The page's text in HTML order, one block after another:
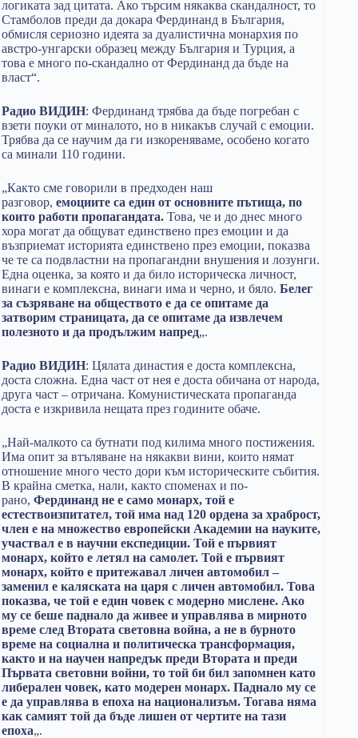
логиката зад цитата. Ако търсим някаква скандалност, то
Стамболов преди да докара Фердинанд в България,
обмисля сериозно идеята за дуалистична монархия по
австро-унгарски образец между България и Турция, а
това е много по-скандално от Фердинанд да бъде на
власт“.
Радио ВИДИН: Фердинанд трябва да бъде погребан с
взети поуки от миналото, но в никакъв случай с емоции.
Трябва да се научим да ги изкореняваме, особено когато
са минали 110 години.
„Както сме говорили в предходен наш
разговор, емоциите са един от основните пътища, по
които работи пропагандата. Това, че и до днес много
хора могат да общуват единствено през емоции и да
възприемат историята единствено през емоции, показва
че те са подвластни на пропагандни внушения и лозунги.
Една оценка, за която и да било историческа личност,
винаги е комплексна, винаги има и черно, и бяло. Белег
за съзряване на обществото е да се опитаме да
затворим страницата, да се опитаме да извлечем
полезното и да продължим напред„.
Радио ВИДИН: Цялата династия е доста комплексна,
доста сложна. Една част от нея е доста обичана от народа,
друга част – отричана. Комунистическата пропаганда
доста е изкривила нещата през годините обаче.
„Най-малкото са бутнати под килима много постижения.
Има опит за втъляване на някакви вини, които нямат
отношение много често дори към историческите събития.
В крайна сметка, нали, както споменах и по-
рано, Фердинанд не е само монарх, той е
естествоизпитател, той има над 120 ордена за храброст,
член е на множество европейски Академии на науките,
участвал е в научни експедиции. Той е първият
монарх, който е летял на самолет. Той е първият
монарх, който е притежавал личен автомобил –
заменил е каляската на царя с личен автомобил. Това
показва, че той е един човек с модерно мислене. Ако
му се беше паднало да живее и управлява в мирното
време след Втората световна война, а не в бурното
време на социална и политическа трансформация,
както и на научен напредък преди Втората и преди
Първата световни войни, то той би бил запомнен като
либерален човек, като модерен монарх. Паднало му се
е да управлява в епоха на национализъм. Тогава няма
как самият той да бъде лишен от чертите на тази
епоха„.